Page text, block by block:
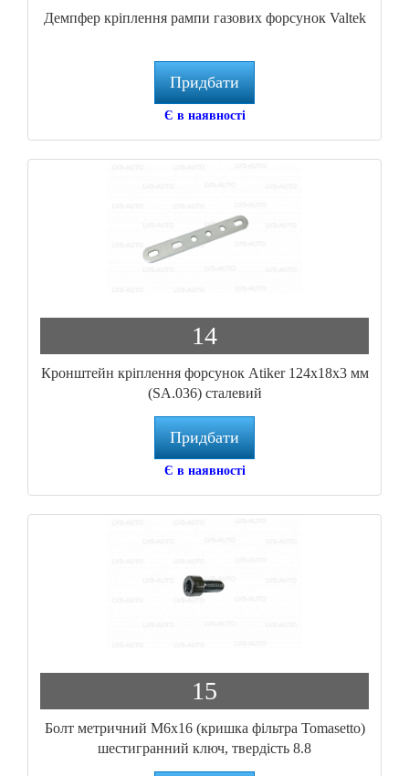
Демпфер кріплення рампи газових форсунок Valtek
Придбати
Є в наявності
14
Кронштейн кріплення форсунок Atiker 124x18x3 мм
(SA.036) сталевий
Придбати
Є в наявності
15
Болт метричний M6x16 (кришка фільтра Tomasetto)
шестигранний ключ, твердість 8.8